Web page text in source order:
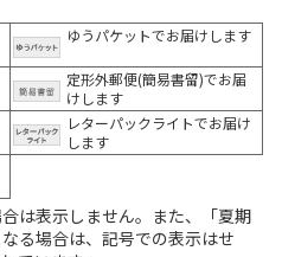
ゆうパケットでお届けします
定形外郵便(簡易書留)でお届
けします
レターパックライトでお届け
します
は表示しません。また、「夏期
る場合は、記号での表示はせ